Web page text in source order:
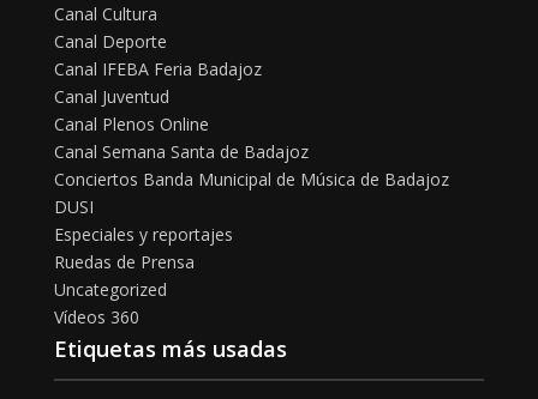
Canal Cultura
Canal Deporte
Canal IFEBA Feria Badajoz
Canal Juventud
Canal Plenos Online
Canal Semana Santa de Badajoz
Conciertos Banda Municipal de Música de Badajoz
DUSI
Especiales y reportajes
Ruedas de Prensa
Uncategorized
Vídeos 360
Etiquetas más usadas